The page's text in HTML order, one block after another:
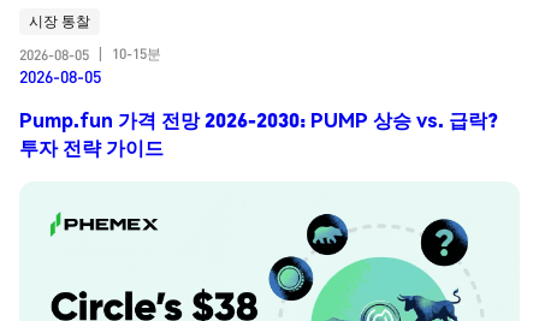
시장 통찰
2026-08-05
10-15분
2026-08-05
Pump.fun 가격 전망 2026-2030: PUMP 상승 vs. 급락?
투자 전략 가이드